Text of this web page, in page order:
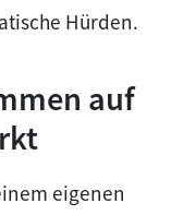
Hürden.
auf
eigenen